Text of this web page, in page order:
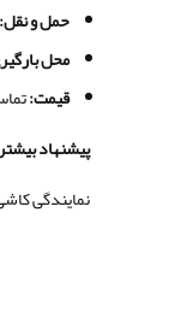
حمل و نقل:
محل
قیمت:
پیشنهاد
نمایندگی